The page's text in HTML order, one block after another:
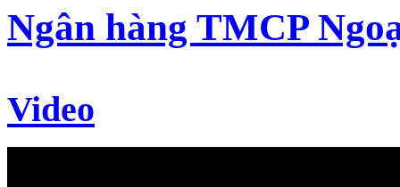
Ngân hàng TMCP
Video